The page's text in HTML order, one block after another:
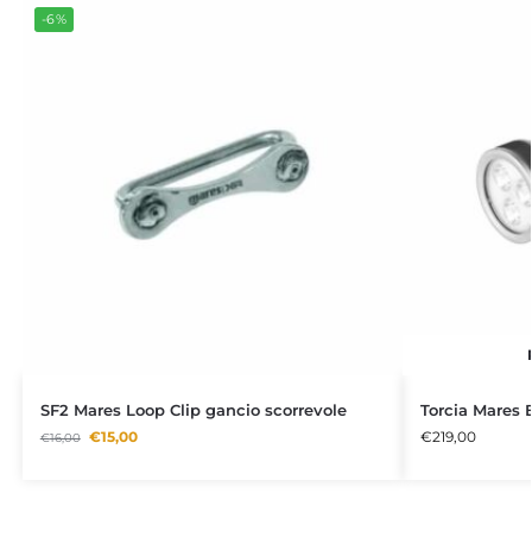
-6%
SF2 Mares Loop Clip gancio scorrevole
€16,00 €15,00
Torcia Mares
€219,00